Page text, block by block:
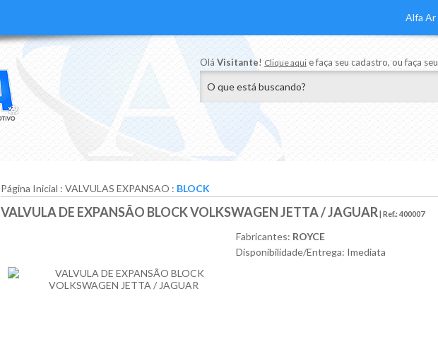
Alfa Ar
Olá Visitante! Clique aqui e faça seu cadastro, ou faça seu
Página Inicial : VALVULAS EXPANSAO : BLOCK
VALVULA DE EXPANSÃO BLOCK VOLKSWAGEN JETTA / JAGUAR| Ref.: 400007
Fabricantes: ROYCE
Disponibilidade/Entrega: Imediata